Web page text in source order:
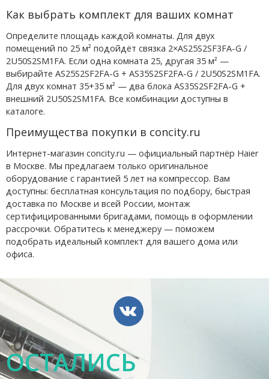
Как выбрать комплект для ваших комнат
Определите площадь каждой комнаты. Для двух
помещений по 25 м² подойдёт связка 2×AS25S2SF3FA-G /
2U50S2SM1FA. Если одна комната 25, другая 35 м² —
выбирайте AS25S2SF2FA-G + AS35S2SF2FA-G / 2U50S2SM1FA.
Для двух комнат 35+35 м² — два блока AS35S2SF2FA-G +
внешний 2U50S2SM1FA. Все комбинации доступны в
каталоге.
Преимущества покупки в concity.ru
Интернет-магазин concity.ru — официальный партнёр Haier
в Москве. Мы предлагаем только оригинальное
оборудование с гарантией 5 лет на компрессор. Вам
доступны: бесплатная консультация по подбору, быстрая
доставка по Москве и всей России, монтаж
сертифицированными бригадами, помощь в оформлении
рассрочки. Обратитесь к менеджеру — поможем
подобрать идеальный комплект для вашего дома или
офиса.
ОСТАЛИСЬ